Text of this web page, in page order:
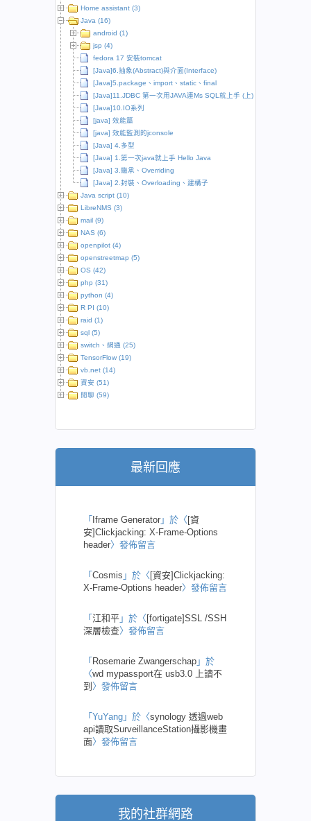
Home assistant (3)
Java (16)
android (1)
jsp (4)
fedora 17 安裝tomcat
[Java]6.抽象(Abstract)與介面(Interface)
[Java]5.package、import、static、final
[Java]11.JDBC 第一次用JAVA連Ms SQL就上手 (上)
[Java]10.IO系列
[java] 效能篇
[java] 效能監測的jconsole
[Java] 4.多型
[Java] 1.第一次java就上手 Hello Java
[Java] 3.繼承、Overriding
[Java] 2.封裝、Overloading、建構子
Java script (10)
LibreNMS (3)
mail (9)
NAS (6)
openpilot (4)
openstreetmap (5)
OS (42)
php (31)
python (4)
R PI (10)
raid (1)
sql (5)
switch、網通 (25)
TensorFlow (19)
vb.net (14)
資安 (51)
閒聊 (59)
最新回應
「 Iframe Generator 」於〈 [資
安]Clickjacking: X-Frame-Options
header〉發佈留言
「 Cosmis 」於〈 [資安]Clickjacking:
X-Frame-Options header〉發佈留言
「 江和平 」於〈 [fortigate]SSL /SSH
深層檢查〉發佈留言
「 Rosemarie Zwangerschap 」於
〈wd mypassport在 usb3.0 上讀不
到 〉發佈留言
「 YuYang 」於〈synology 透過web
api讀取SurveillanceStation攝影機畫
面〉發佈留言
我的社群網路